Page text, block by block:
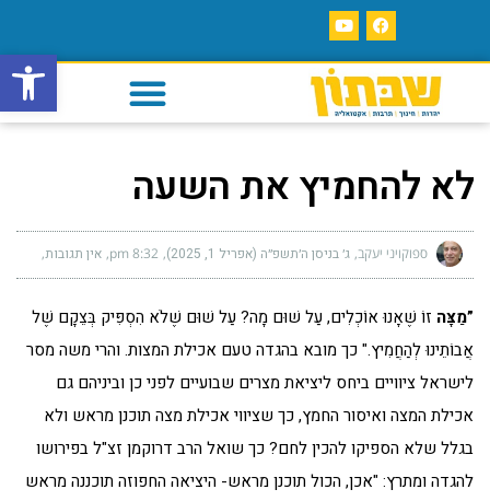
פתח
לא להחמיץ את השעה
ספוקויני יעקב ג׳ בניסן ה׳תשפ״ה (אפריל 1, 2025) 8:32 pm אין תגובות
”מַצָּה זוֹ שֶׁאָנוּ אוֹכְלִים, עַל שׁוּם מָה? עַל שׁוּם שֶׁלֹא הִסְפִּיק בְּצֵקָם שֶׁל
אֲבוֹתֵינוּ לְהַחֲמִיץ." כך מובא בהגדה טעם אכילת המצות. והרי משה מסר
לישראל ציוויים ביחס ליציאת מצרים שבועיים לפני כן וביניהם גם
אכילת המצה ואיסור החמץ, כך שציווי אכילת מצה תוכנן מראש ולא
בגלל שלא הספיקו להכין לחם? כך שואל הרב דרוקמן זצ"ל בפירושו
להגדה ומתרץ: "אכן, הכול תוכנן מראש- היציאה החפוזה תוכננה מראש